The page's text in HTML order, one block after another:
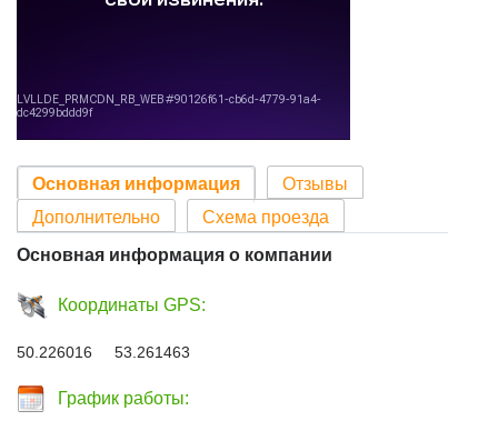
Основная информация
Отзывы
Дополнительно
Схема проезда
Основная информация о компании
Координаты GPS:
50.226016 53.261463
График работы: